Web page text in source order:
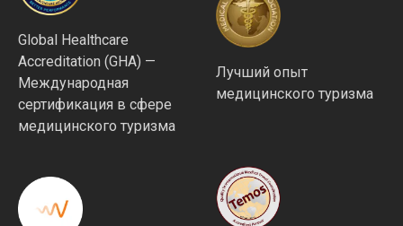
Global Healthcare
Accreditation (GHA) —
Международная
сертификация в сфере
медицинского туризма
Лучший опыт
медицинского туризма